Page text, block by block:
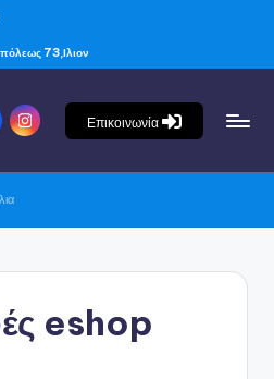
73,Ιλιον
Επικοινωνία
eshop